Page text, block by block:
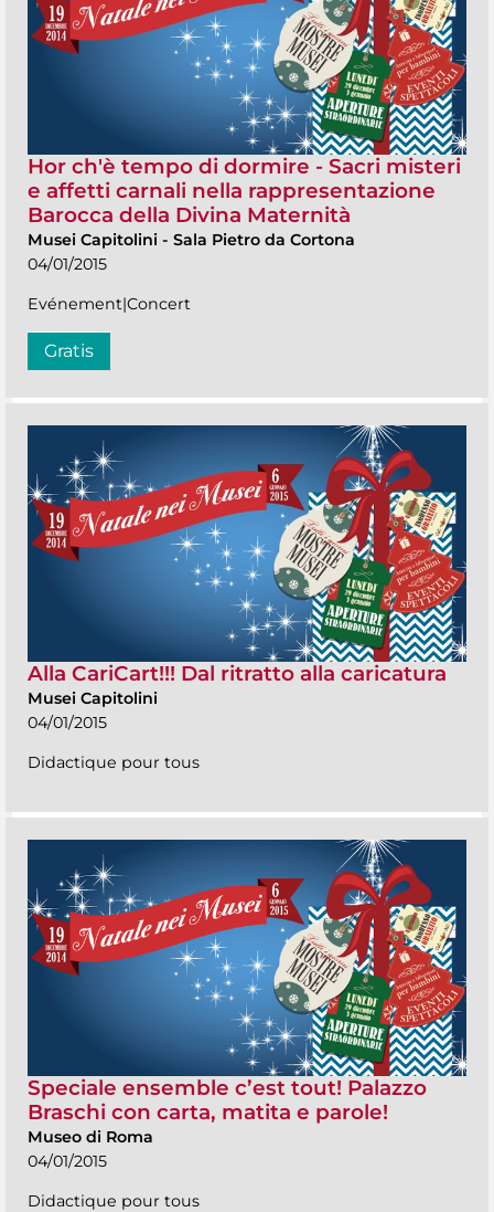
Hor ch'è tempo di dormire - Sacri misteri
e affetti carnali nella rappresentazione
Barocca della Divina Maternità
Musei Capitolini - Sala Pietro da Cortona
04/01/2015
Evénement|Concert
Gratis
Alla CariCart!!! Dal ritratto alla caricatura
Musei Capitolini
04/01/2015
Didactique pour tous
Speciale ensemble c’est tout! Palazzo
Braschi con carta, matita e parole!
Museo di Roma
04/01/2015
Didactique pour tous